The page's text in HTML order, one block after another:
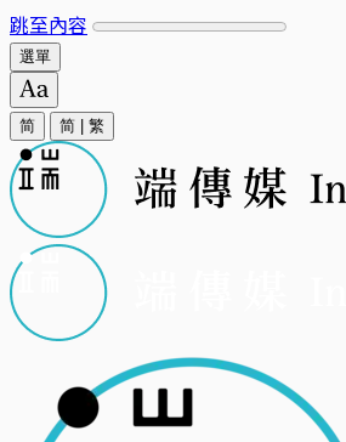
跳至內容
選單
简 简 繁